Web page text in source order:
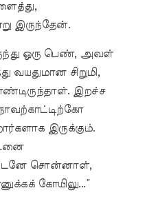
இருந்தேன்.
ஒரு பெண், அவள்
சிறுமி,
இறச்ச
இருக்கும்.
உடனே சொன்னாள்,
கோயிலு...”